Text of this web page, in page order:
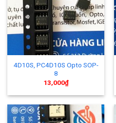
4D10S, PC4D10S Opto SOP-
8
13,000₫